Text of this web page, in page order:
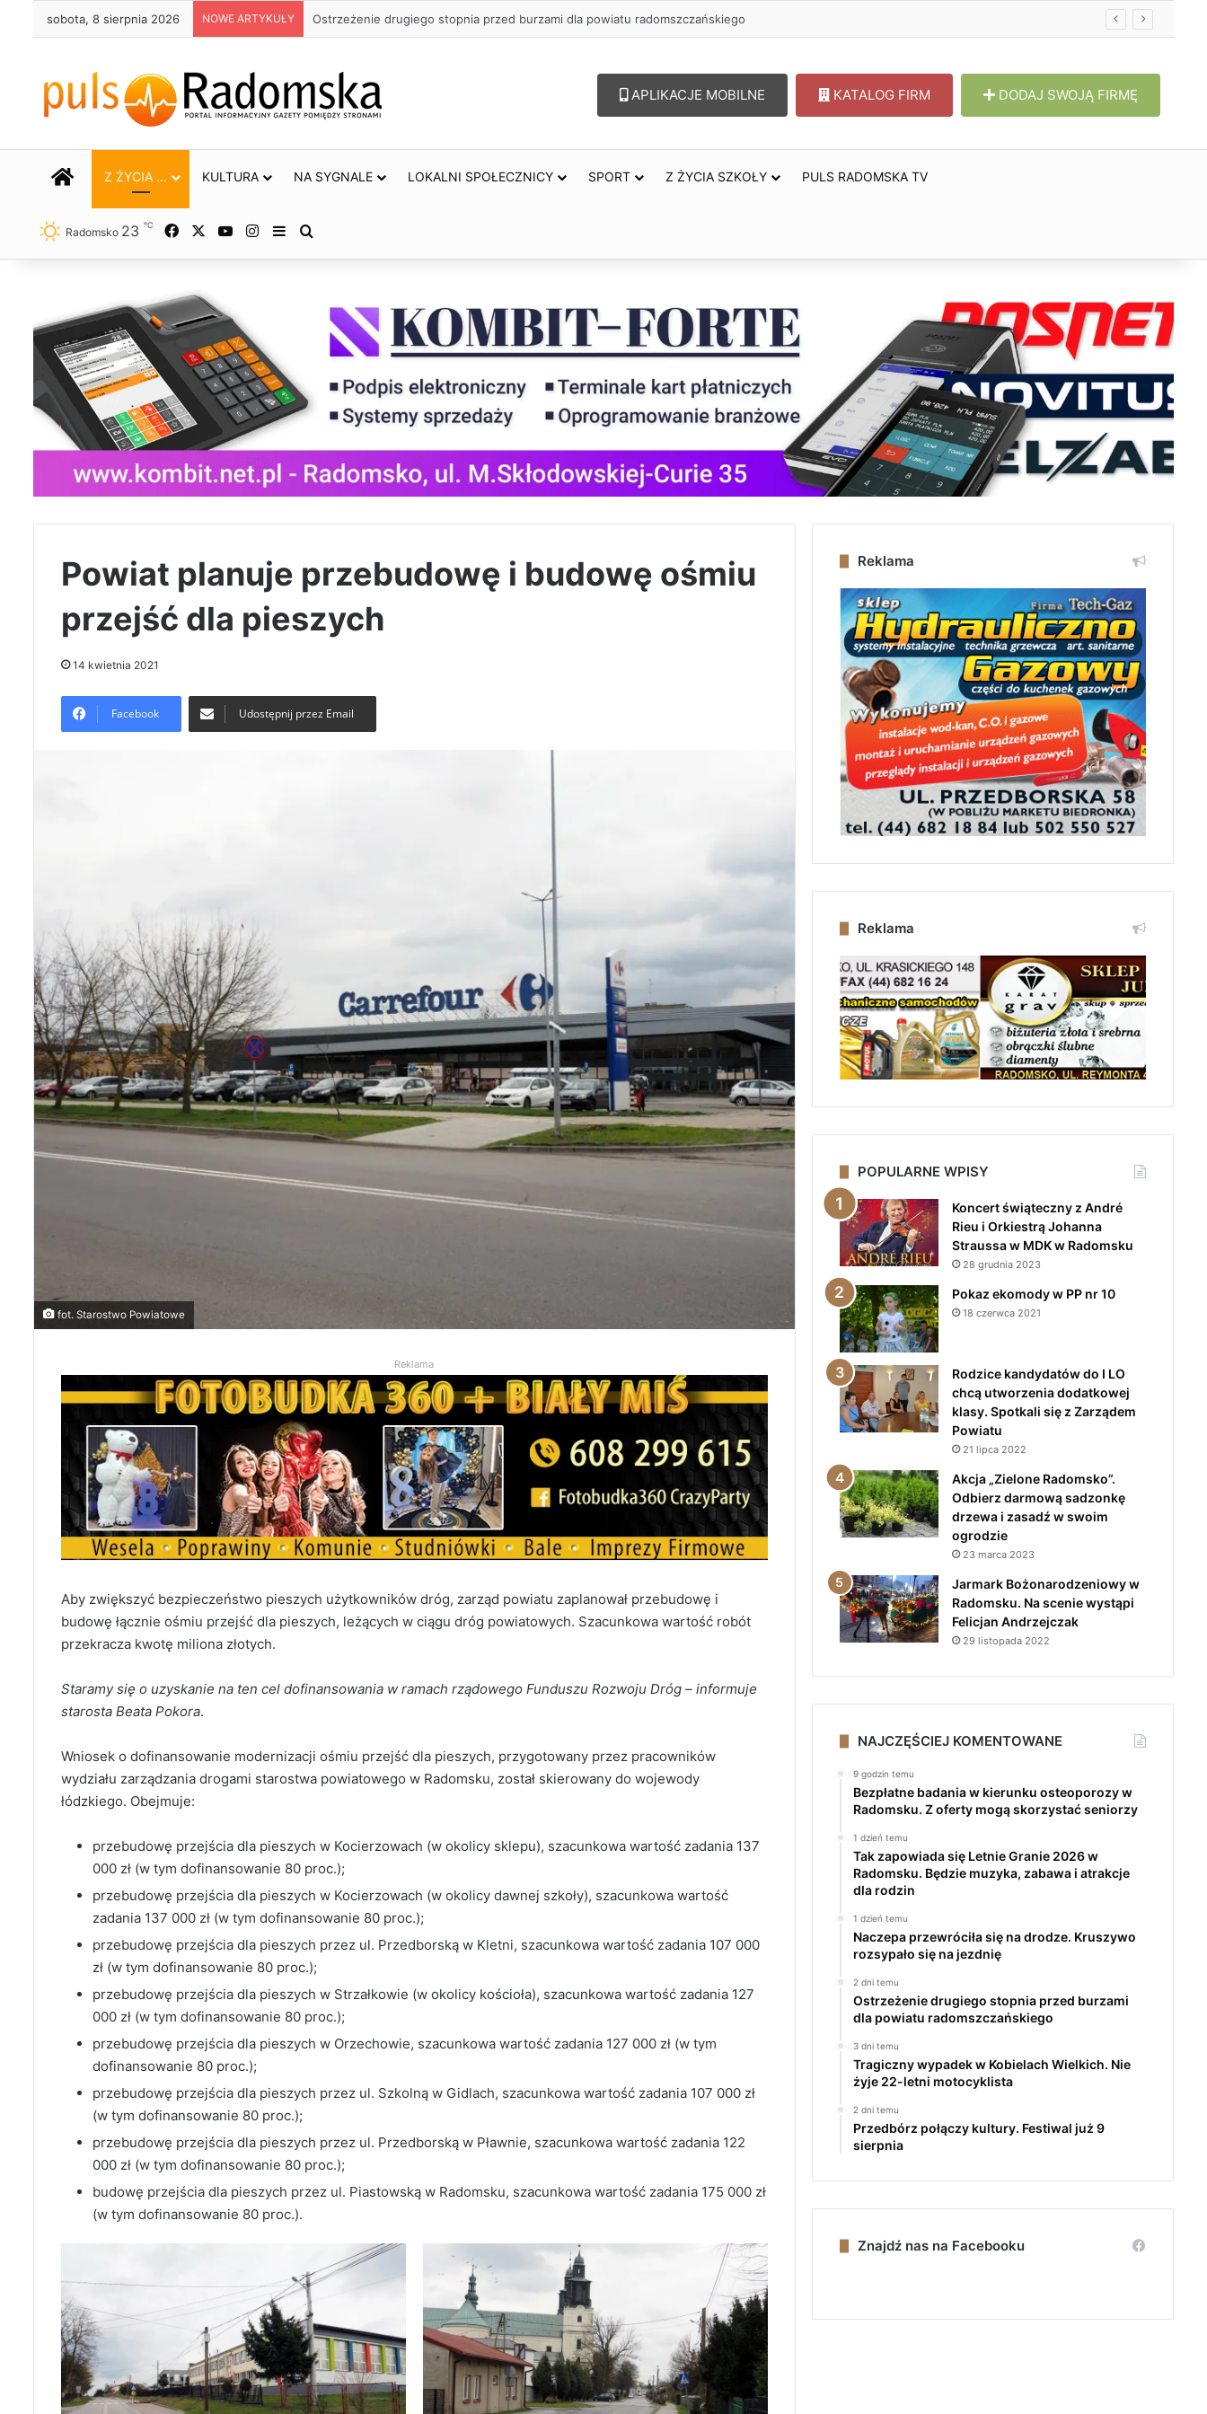
sobota, 8 sierpnia 2026 NOWE ARTYKUŁY Około 90 tys. zł na szkolenia pracowników. PUP w Radomsku ogłasza nabór wniosków
APLIKACJE MOBILNE KATALOG FIRM DODAJ SWOJĄ FIRMĘ
STRONA GŁÓWNA
Z ŻYCIA … KULTURA NA SYGNALE LOKALNI SPOŁECZNICY SPORT Z ŻYCIA SZKOŁY PULS RADOMSKA TV
Radomsko 23 ℃ Facebook YouTubeInstagram
Sidebar
Powiat planuje przebudowę i budowę ośmiu
przejść dla pieszych
14 kwietnia 2021
Facebook Udostępnij przez Email
fot. Starostwo Powiatowe
Reklama
Aby zwiększyć bezpieczeństwo pieszych użytkowników dróg, zarząd powiatu zaplanował przebudowę i
budowę łącznie ośmiu przejść dla pieszych, leżących w ciągu dróg powiatowych. Szacunkowa wartość robót
przekracza kwotę miliona złotych.
Staramy się o uzyskanie na ten cel dofinansowania w ramach rządowego Funduszu Rozwoju Dróg – informuje
starosta Beata Pokora.
Wniosek o dofinansowanie modernizacji ośmiu przejść dla pieszych, przygotowany przez pracowników
wydziału zarządzania drogami starostwa powiatowego w Radomsku, został skierowany do wojewody
łódzkiego. Obejmuje:
przebudowę przejścia dla pieszych w Kocierzowach (w okolicy sklepu), szacunkowa wartość zadania 137
000 zł (w tym dofinansowanie 80 proc.);
przebudowę przejścia dla pieszych w Kocierzowach (w okolicy dawnej szkoły), szacunkowa wartość
zadania 137 000 zł (w tym dofinansowanie 80 proc.);
przebudowę przejścia dla pieszych przez ul. Przedborską w Kletni, szacunkowa wartość zadania 107 000
zł (w tym dofinansowanie 80 proc.);
przebudowę przejścia dla pieszych w Strzałkowie (w okolicy kościoła), szacunkowa wartość zadania 127
000 zł (w tym dofinansowanie 80 proc.);
przebudowę przejścia dla pieszych w Orzechowie, szacunkowa wartość zadania 127 000 zł (w tym
dofinansowanie 80 proc.);
przebudowę przejścia dla pieszych przez ul. Szkolną w Gidlach, szacunkowa wartość zadania 107 000 zł
(w tym dofinansowanie 80 proc.);
przebudowę przejścia dla pieszych przez ul. Przedborską w Pławnie, szacunkowa wartość zadania 122
000 zł (w tym dofinansowanie 80 proc.);
budowę przejścia dla pieszych przez ul. Piastowską w Radomsku, szacunkowa wartość zadania 175 000 zł
(w tym dofinansowanie 80 proc.).
Reklama
Reklama
POPULARNE WPISY
Koncert świąteczny z André
Rieu i Orkiestrą Johanna
Straussa w MDK w Radomsku
28 grudnia 2023
Pokaz ekomody w PP nr 10
18 czerwca 2021
Rodzice kandydatów do I LO
chcą utworzenia dodatkowej
klasy. Spotkali się z Zarządem
Powiatu
21 lipca 2022
Akcja „Zielone Radomsko”.
Odbierz darmową sadzonkę
drzewa i zasadź w swoim
ogrodzie
23 marca 2023
Jarmark Bożonarodzeniowy w
Radomsku. Na scenie wystąpi
Felicjan Andrzejczak
29 listopada 2022
NAJCZĘŚCIEJ KOMENTOWANE
9 godzin temu
Bezpłatne badania w kierunku osteoporozy w
Radomsku. Z oferty mogą skorzystać seniorzy
1 dzień temu
Tak zapowiada się Letnie Granie 2026 w
Radomsku. Będzie muzyka, zabawa i atrakcje
dla rodzin
1 dzień temu
Naczepa przewróciła się na drodze. Kruszywo
rozsypało się na jezdnię
2 dni temu
Ostrzeżenie drugiego stopnia przed burzami
dla powiatu radomszczańskiego
3 dni temu
Tragiczny wypadek w Kobielach Wielkich. Nie
żyje 22-letni motocyklista
2 dni temu
Przedbórz połączy kultury. Festiwal już 9
sierpnia
Znajdź nas na Facebooku